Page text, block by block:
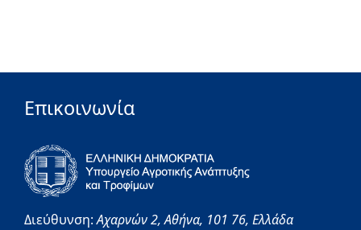
Επικοινωνία
Διεύθυνση:Αχαρνών 2,Αθήνα, 101 76, Ελλάδα